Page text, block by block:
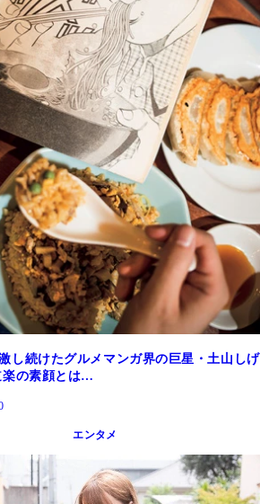
し続けたグルメマンガ界の巨星・土山しげ
楽の素顔とは…
エンタメ